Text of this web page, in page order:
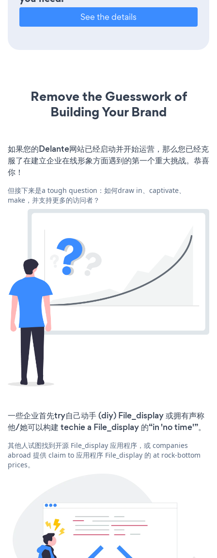
See the details
Remove the Guesswork of
Building Your Brand
如果您的Delante网站已经启动并开始运营，那么您已经克
服了在建立企业在线形象方面遇到的第一个重大挑战。恭喜
你！
但接下来是a tough question：如何draw in、captivate、
make，并支持更多的访问者？
一些企业首先try自己动手 (diy) File_display 或拥有声称
他/她可以构建 techie a File_display 的“in 'no time'”。
其他人试图找到开源 File_display 应用程序，或 companies
abroad 提供 claim to 应用程序 File_display 的 at rock-bottom
prices。